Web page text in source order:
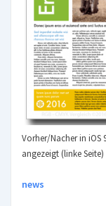
richtiges
CMYK
RGB-
Farbprofile
Vorher/Nacher in iOS
angezeigt (linke Seite)
news